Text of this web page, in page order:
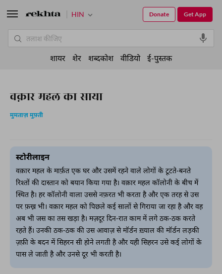
वक़ार महल का साया
मुमताज़ मुफ़्ती
स्टोरीलाइन
वक़ार महल के मार्फ़त एक घर और उसमें रहने वाले लोगों के टूटते-बनते
रिश्तों की दास्तान को बयान किया गया है। वक़ार महल कॉलोनी के बीच में
स्थित है। हर कॉलोनी वाला उससे नफ़रत भी करता है और एक तरह से उस
पर फ़ख्र भी। वक़ार महल को पिछले कई सालों से गिराया जा रहा है और वह
अब भी जस का तस खड़ा है। मज़दूर दिन-रात काम में लगे ठक-ठक करते
रहते हैं। उनकी ठक-ठक की उस आवाज़ से मॉर्डन ख़्याल की मॉर्डन लड़की
ज़फ़ी के बदन में सिहरन सी होने लगती है और यही सिहरन उसे कई लोगों के
पास ले जाती है और उनसे दूर भी करती है।
HIN Get App
Donate
शायर शेर शब्दकोश वीडियो ई-पुस्तक